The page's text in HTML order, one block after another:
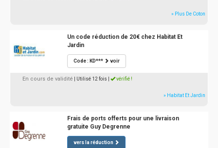
» Plus De Coton
Un code réduction de 20€ chez Habitat Et
Jardin
Code : KD*** voir
En cours de validité | Utilisé 12 fois vérifié !
» Habitat Et Jardin
Frais de ports offerts pour une livraison
gratuite Guy Degrenne
vers la réduction